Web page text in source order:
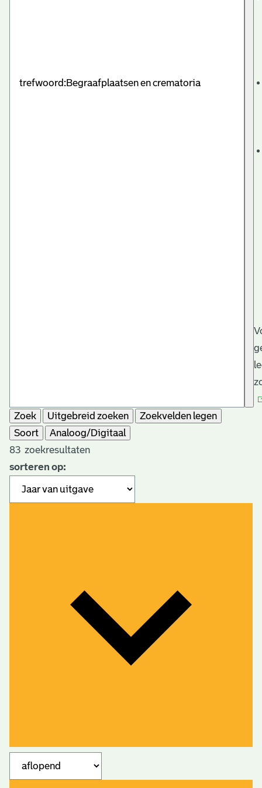
Zoek Uitgebreid zoeken
Zoekvelden legen
Soort
Analoog/Digitaal
83 zoekresultaten
sorteren op: